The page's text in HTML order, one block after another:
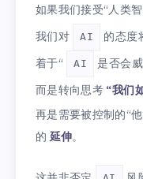
如果我们接受“人类
我们对
AI
的态度
着于“
AI
是否会
而是转向思考 “我们
再是需要被控制的“
的延伸。